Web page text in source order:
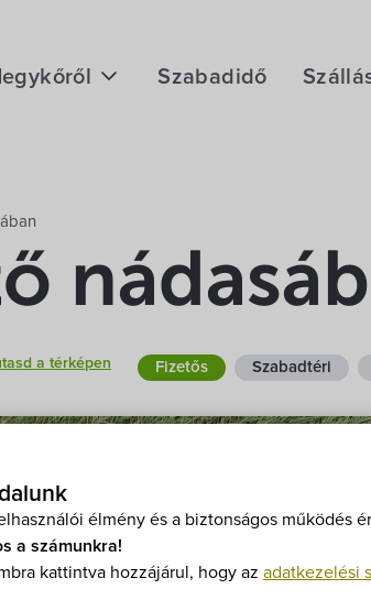
élmény és a biztonságos működés
a számunkra!
kattintva hozzájárul, hogy az adatkezelési
Szabadidő
a térképen Fizetős Szabadtéri